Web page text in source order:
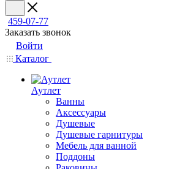
459-07-77
Заказать звонок
Войти
Каталог
Аутлет
Ванны
Аксессуары
Душевые
Душевые гарнитуры
Мебель для ванной
Поддоны